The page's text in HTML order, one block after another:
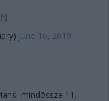
June 16, 2019
mindössze 11.